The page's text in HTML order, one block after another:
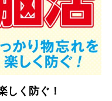
しく防ぐ！